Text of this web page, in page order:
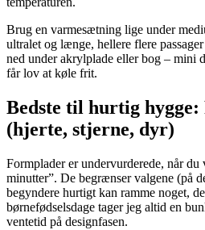
Brug en varmesætning lige under
ultralet og længe, hellere flere
ned under akrylplade eller bog – mini
får lov at køle frit.
Bedste til hurtig
(hjerte, stjerne, dyr)
Formplader er undervurderede, når
minutter”. De begrænser valgene (på
begyndere hurtigt kan ramme noget,
børnefødselsdage tager jeg altid en
ventetid på designfasen.